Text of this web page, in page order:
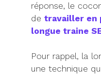
réponse, le
de travailler en
longue traine
Pour rappel, la
une technique